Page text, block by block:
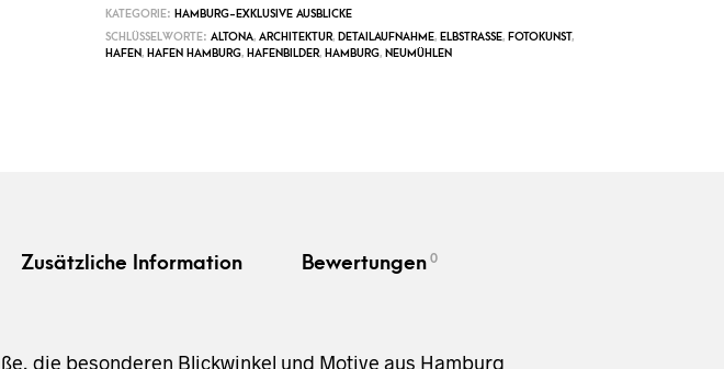
KATEGORIE: HAMBURG-EXKLUSIVE AUSBLICKE
SCHLÜSSELWORTE: ALTONA, ARCHITEKTUR, DETAILAUFNAHME, ELBSTRASSE, FOTOKUNST,
HAFEN, HAFEN HAMBURG, HAFENBILDER, HAMBURG, NEUMÜHLEN
Zusätzliche Information Bewertungen 0
die besonderen Blickwinkel und Motive aus Hamburg